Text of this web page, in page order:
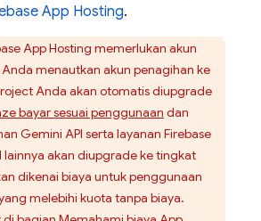
App Hosting.
App Hosting memerlukan akun
Anda menautkan akun penagihan ke
Anda akan otomatis diupgrade
bayar sesuai penggunaan dan
Gemini API serta layanan Firebase
akan diupgrade ke tingkat
dikenai biaya untuk penggunaan
melebihi kuota tanpa biaya.